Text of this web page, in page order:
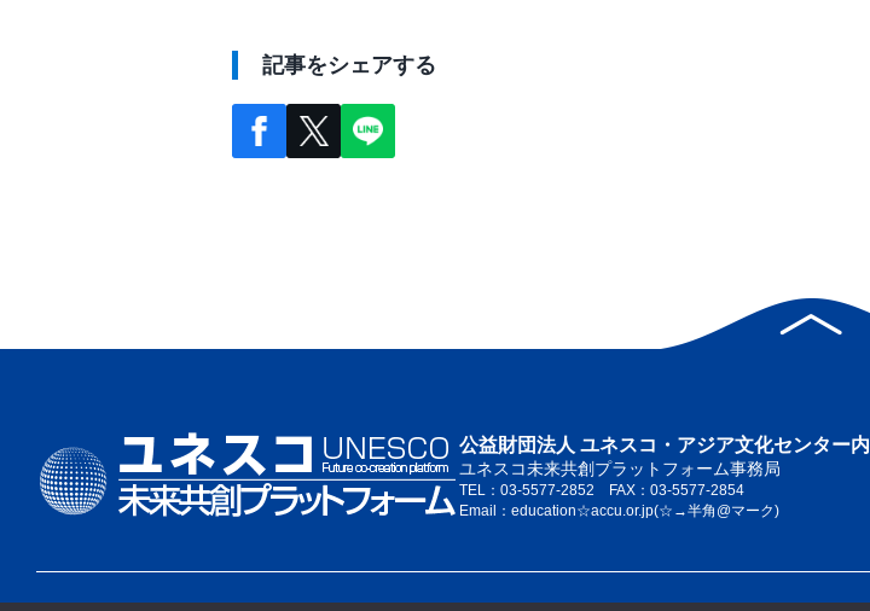
記事をシェアする
公益財団法人 ユネスコ・アジア文化センター内
ユネスコ未来共創プラットフォーム事務局
TEL：03-5577-2852 FAX：03-5577-2854
Email：education☆accu.or.jp(☆→半角@マーク)